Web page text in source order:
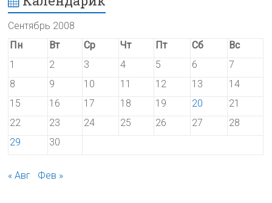
Сентябрь 2008
Пн
Вт Ср Чт Пт Сб
Вс
1
2 3 4 5 6
7
8
9 10 11 12 13
14
15
16 17 18 19 20
21
22
23 24 25 26 27
28
29
30
« Авг Фев »